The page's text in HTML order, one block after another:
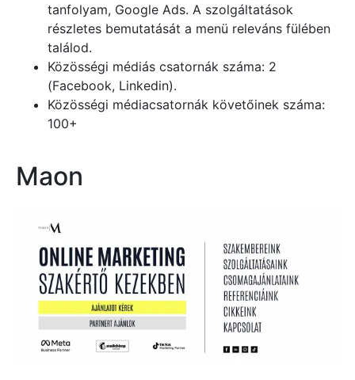
tanfolyam, Google Ads. A szolgáltatások
részletes bemutatását a menü releváns fülében
találod.
Közösségi médiás csatornák száma: 2
(Facebook, Linkedin).
Közösségi médiacsatornák követőinek száma:
100+
Maon